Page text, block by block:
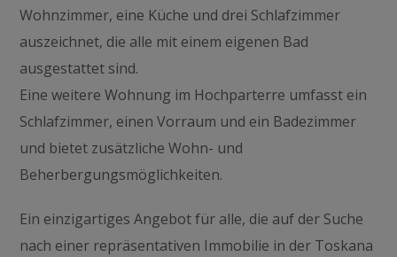
Wohnzimmer, eine Küche und drei Schlafzimmer
auszeichnet, die alle mit einem eigenen Bad
ausgestattet sind.
Eine weitere Wohnung im Hochparterre umfasst ein
Schlafzimmer, einen Vorraum und ein Badezimmer
und bietet zusätzliche Wohn- und
Beherbergungsmöglichkeiten.
Ein einzigartiges Angebot für alle, die auf der Suche
nach einer repräsentativen Immobilie in der Toskana